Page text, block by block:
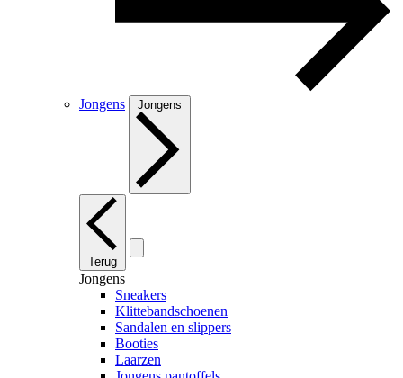
Jongens Jongens
Terug
Jongens
Sneakers
Klittebandschoenen
Sandalen en slippers
Booties
Laarzen